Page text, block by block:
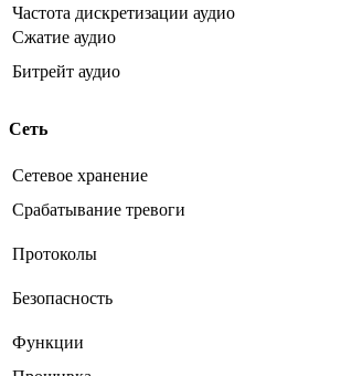
Частота дискретизации аудио
Сжатие аудио
Битрейт аудио
Сеть
Сетевое хранение
Срабатывание тревоги
Протоколы
Безопасность
Функции